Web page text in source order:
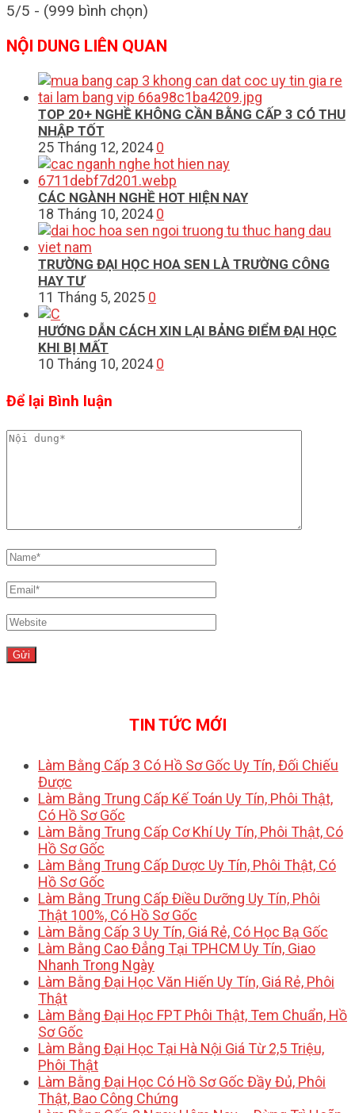
5/5 - (999 bình chọn)
NỘI DUNG LIÊN QUAN
TOP 20+ NGHỀ KHÔNG CẦN BẰNG CẤP 3 CÓ THU
NHẬP TỐT
25 Tháng 12, 2024 0
CÁC NGÀNH NGHỀ HOT HIỆN NAY
18 Tháng 10, 2024 0
TRƯỜNG ĐẠI HỌC HOA SEN LÀ TRƯỜNG CÔNG
HAY TƯ
11 Tháng 5, 2025 0
HƯỚNG DẪN CÁCH XIN LẠI BẢNG ĐIỂM ĐẠI HỌC
KHI BỊ MẤT
10 Tháng 10, 2024 0
Để lại Bình luận
TIN TỨC MỚI
Làm Bằng Cấp 3 Có Hồ Sơ Gốc Uy Tín, Đối Chiếu
Được
Làm Bằng Trung Cấp Kế Toán Uy Tín, Phôi Thật,
Có Hồ Sơ Gốc
Làm Bằng Trung Cấp Cơ Khí Uy Tín, Phôi Thật, Có
Hồ Sơ Gốc
Làm Bằng Trung Cấp Dược Uy Tín, Phôi Thật, Có
Hồ Sơ Gốc
Làm Bằng Trung Cấp Điều Dưỡng Uy Tín, Phôi
Thật 100%, Có Hồ Sơ Gốc
Làm Bằng Cấp 3 Uy Tín, Giá Rẻ, Có Học Bạ Gốc
Làm Bằng Cao Đẳng Tại TPHCM Uy Tín, Giao
Nhanh Trong Ngày
Làm Bằng Đại Học Văn Hiến Uy Tín, Giá Rẻ, Phôi
Thật
Làm Bằng Đại Học FPT Phôi Thật, Tem Chuẩn, Hồ
Sơ Gốc
Làm Bằng Đại Học Tại Hà Nội Giá Từ 2,5 Triệu,
Phôi Thật
Làm Bằng Đại Học Có Hồ Sơ Gốc Đầy Đủ, Phôi
Thật, Bao Công Chứng